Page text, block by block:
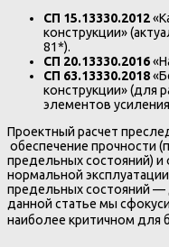
СП 15.13330.2012
конструкции»
81*).
СП 20.13330.2016
СП 63.13330.2018
конструкции» (для
элементов
Проектный расчет
обеспечение прочности
предельных состояний) и
нормальной
предельных состояний
данной статье мы
наиболее критичном для